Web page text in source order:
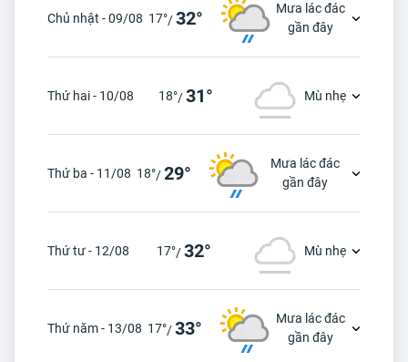
Chủ nhật - 09/08 17°/32°
Mưa lác đác
gần đây
Thứ hai - 10/08 18°/31° Mù nhẹ
Thứ ba - 11/08 18°/29°
Mưa lác đác
gần đây
Thứ tư - 12/08 17°/32° Mù nhẹ
Thứ năm - 13/08 17°/33°
Mưa lác đác
gần đây